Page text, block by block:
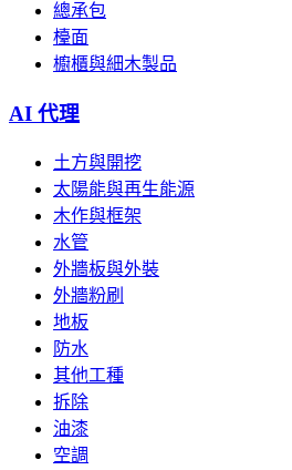
總承包
檯面
櫥櫃與細木製品
AI 代理
土方與開挖
太陽能與再生能源
木作與框架
水管
外牆板與外裝
外牆粉刷
地板
防水
其他工種
拆除
油漆
空調